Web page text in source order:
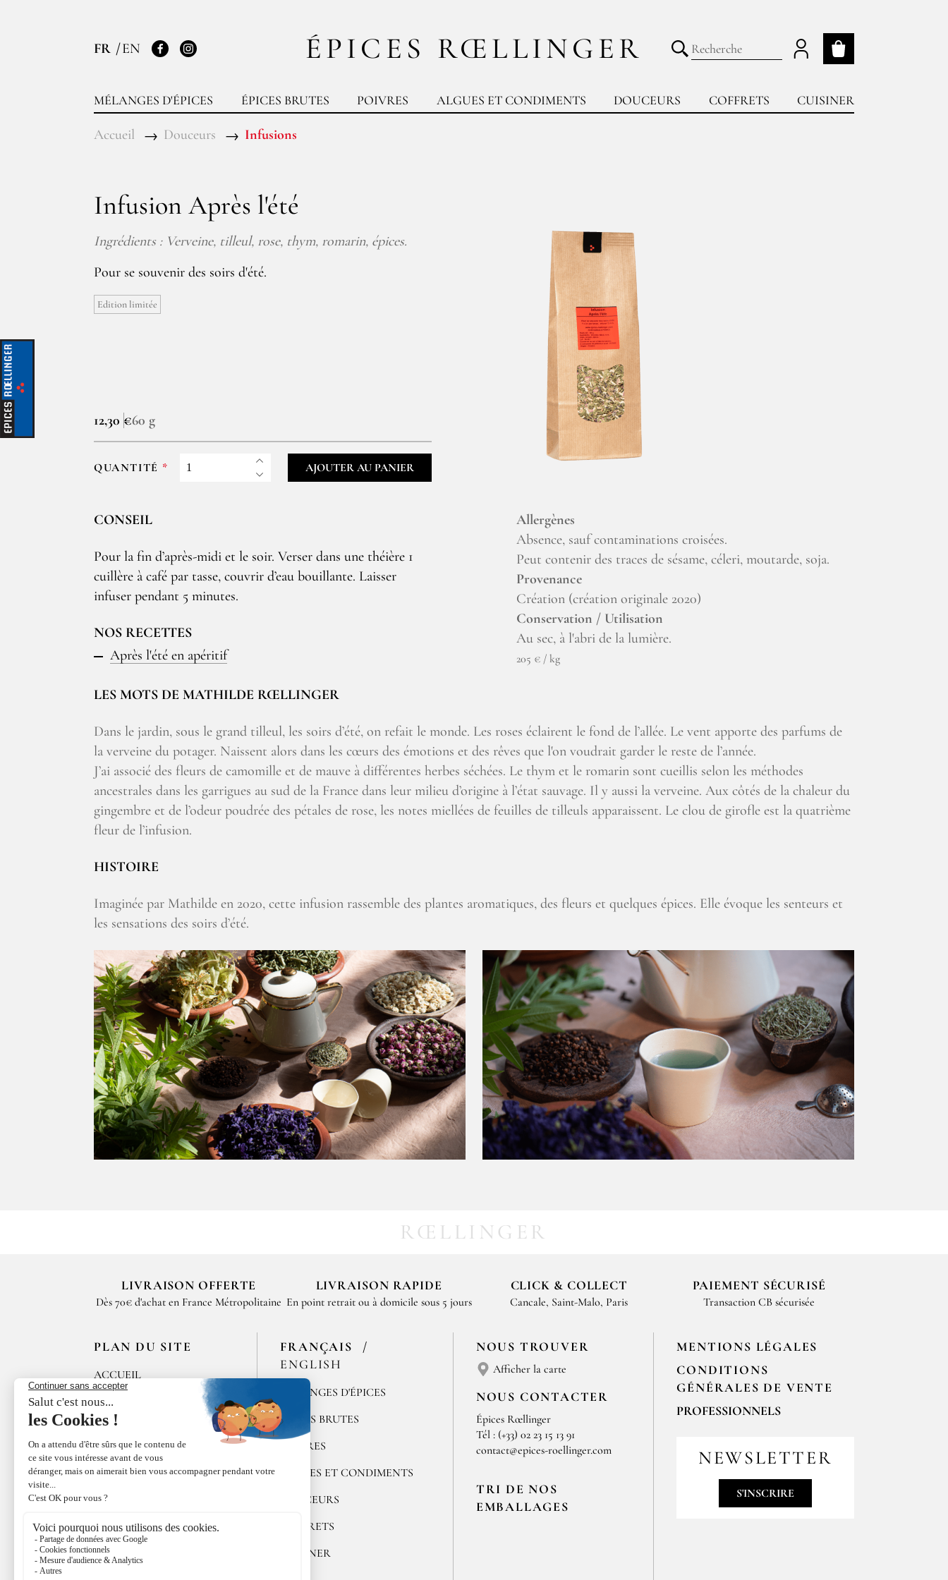
ÉPICES RŒLLINGER
FR EN
FacebookInstagram
MÉLANGES D'ÉPICES ÉPICES BRUTES POIVRES ALGUES ET CONDIMENTS DOUCEURS COFFRETS CUISINER
Mon panier
Lancer la recherche
Accueil Douceurs Infusions
Infusion Après l'été
Ingrédients : Verveine, tilleul, rose, thym, romarin, épices.
Pour se souvenir des soirs d'été.
Edition limitée
12,30 €60 g
QUANTITÉ AJOUTER AU PANIER
CONSEIL
Pour la fin d’après-midi et le soir. Verser dans une théière 1
cuillère à café par tasse, couvrir d’eau bouillante. Laisser
infuser pendant 5 minutes.
NOS RECETTES
Après l'été en apéritif
Allergènes
Absence, sauf contaminations croisées.
Peut contenir des traces de sésame, céleri, moutarde, soja.
Provenance
Création (création originale 2020)
Conservation / Utilisation
Au sec, à l'abri de la lumière.
205 € / kg
LES MOTS DE MATHILDE RŒLLINGER
Dans le jardin, sous le grand tilleul, les soirs d’été, on refait le monde. Les roses éclairent le fond de l’allée. Le vent apporte des parfums de
la verveine du potager. Naissent alors dans les cœurs des émotions et des rêves que l'on voudrait garder le reste de l’année.
J’ai associé des fleurs de camomille et de mauve à différentes herbes séchées. Le thym et le romarin sont cueillis selon les méthodes
ancestrales dans les garrigues au sud de la France dans leur milieu d’origine à l’état sauvage. Il y aussi la verveine. Aux côtés de la chaleur du
gingembre et de l’odeur poudrée des pétales de rose, les notes miellées de feuilles de tilleuls apparaissent. Le clou de girofle est la quatrième
fleur de l’infusion.
HISTOIRE
Imaginée par Mathilde en 2020, cette infusion rassemble des plantes aromatiques, des fleurs et quelques épices. Elle évoque les senteurs et
les sensations des soirs d’été.
RŒLLINGER
LIVRAISON OFFERTE
Dès 70€ d'achat en France Métropolitaine
LIVRAISON RAPIDE
En point retrait ou à domicile sous 5 jours
CLICK & COLLECT
Cancale, Saint-Malo, Paris
PAIEMENT SÉCURISÉ
Transaction CB sécurisée
PLAN DU SITE
ACCUEIL
LES MAISONS DE
BRICOURT
RECRUTEMENT
ÉPICES RŒLLINGER
LE COQUILLAGE
FAMILLE RŒLLINGER
ACTUALITÉS
FRANÇAIS
ENGLISH
MÉLANGES D'ÉPICES
ÉPICES BRUTES
POIVRES
ALGUES ET CONDIMENTS
DOUCEURS
COFFRETS
CUISINER
NOUS TROUVER
Afficher la carte
NOUS CONTACTER
Épices Rœllinger
Tél : (+33) 02 23 15 13 91
contact@epices-roellinger.com
TRI DE NOS
EMBALLAGES
MENTIONS LÉGALES
CONDITIONS
GÉNÉRALES DE VENTE
PROFESSIONNELS
professionnelles, merci de nous
contacter par email
contact@epices-roellinger.com
NEWSLETTER
S'INSCRIRE